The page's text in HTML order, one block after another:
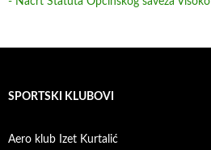
SPORTSKI KLUBOVI
Aero klub Izet Kurtalić